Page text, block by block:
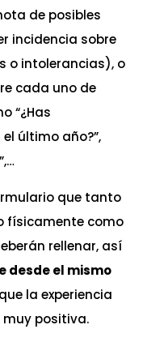
de posibles
incidencia sobre
o intolerancias), o
cada uno de
“¿Has
último año?”,
que tanto
físicamente como
rellenar, así
desde el mismo
la experiencia
muy positiva.